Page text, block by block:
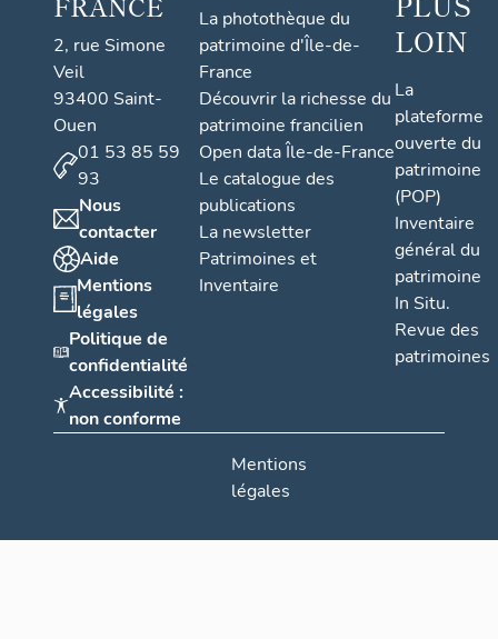
2, rue Simone
Veil
93400 Saint-
Ouen
01 53 85 59
93
Nous
contacter
Aide
Mentions
légales
Politique de
confidentialité
Accessibilité :
non conforme
La photothèque du
patrimoine d'Île-de-
France
Découvrir la richesse du
patrimoine francilien
Open data Île-de-France
Le catalogue des
publications
La newsletter
Patrimoines et
Inventaire
LOIN
La
plateforme
ouverte du
patrimoine
(POP)
Inventaire
général du
patrimoine
In Situ.
Revue des
patrimoines
Mentions
légales